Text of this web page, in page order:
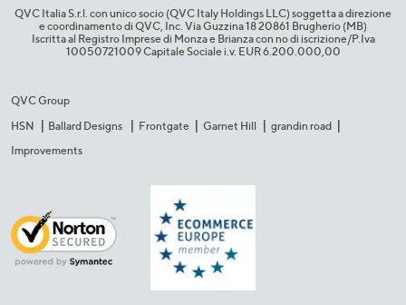
QVC Italia S.r.l. con unico socio (QVC Italy Holdings LLC) soggetta a direzione
e coordinamento di QVC, Inc. Via Guzzina 18 20861 Brugherio (MB)​
Iscritta al Registro Imprese di Monza e Brianza con no di iscrizione/P.Iva
10050721009 Capitale Sociale i.v. EUR 6.200.000,00​
QVC Group
HSN
Ballard Designs Frontgate Garnet Hill
grandin road
Improvements